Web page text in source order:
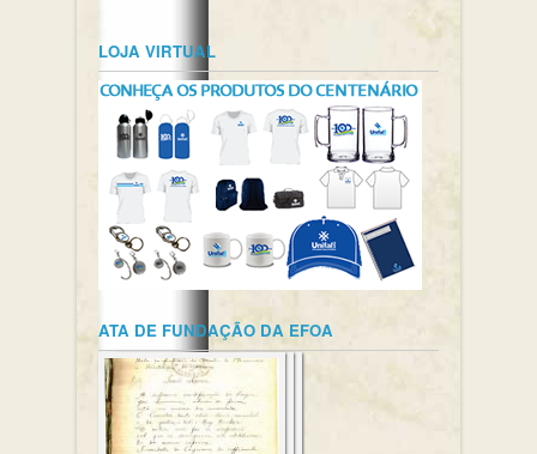
LOJA VIRTUAL
ATA DE FUNDAÇÃO DA EFOA